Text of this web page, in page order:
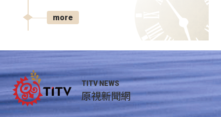
more
TITV NEWS
原視新聞網